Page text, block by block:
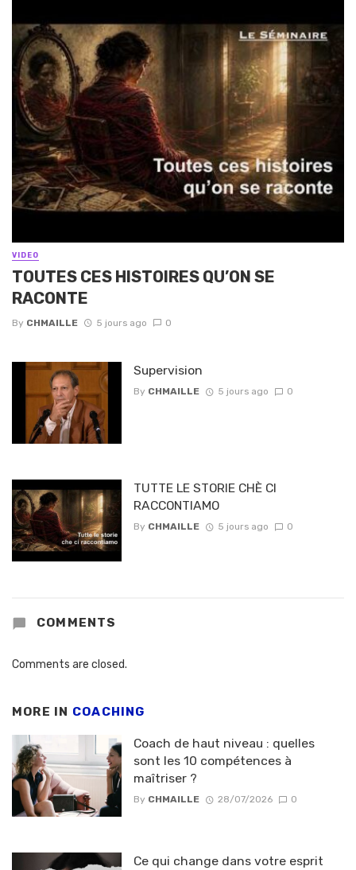
VIDEO
TOUTES CES HISTOIRES QU’ON SE
RACONTE
By CHMAILLE 5 jours ago 0
Supervision
By CHMAILLE 5 jours ago 0
TUTTE LE STORIE CHÈ CI
RACCONTIAMO
By CHMAILLE 5 jours ago 0
COMMENTS
Comments are closed.
MORE IN COACHING
Coach de haut niveau : quelles
sont les 10 compétences à
maîtriser ?
By CHMAILLE 28/07/2026 0
Ce qui change dans votre esprit